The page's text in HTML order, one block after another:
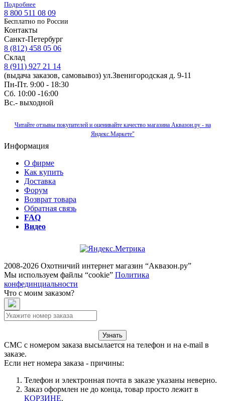
Подробнее
8 800 511 08 09
Бесплатно по Роcсии
Контакты
Санкт-Петербург
8 (812) 458 05 06
Склад
8 (911) 927 21 14
(выдача заказов, самовывоз) ул.Звенигородская д. 9-11
Пн-Пт. 9:00 - 18:30
Сб. 10:00 -16:00
Вс.- выходной
Читайте отзывы покупателей и оценивайте качество магазина Аквазон.ру - на
Яндекс.Маркете"
Информация
О фирме
Как купить
Доставка
Форум
Возврат товара
Обратная связь
FAQ
Видео
2008-2026 Охотничий интернет магазин “Аквазон.ру”
Мы используем файлы “cookie” Политика
конфединциальности
Что с моим заказом?
Узнать
СМС с номером заказа высылается на телефон и на e-mail в
заказе.
Если нет номера заказа - причины:
Телефон и электронная почта в заказе указаны неверно.
Заказ оформлен не до конца, товар просто лежит в
КОРЗИНЕ.